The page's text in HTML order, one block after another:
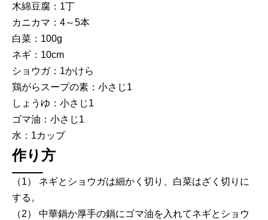
木綿豆腐：1丁
カニカマ：4～5本
白菜：100g
ネギ：10cm
ショウガ：1かけら
鶏がらスープの素：小さじ1
しょうゆ：小さじ1
ゴマ油：小さじ1
水：1カップ
作り方
（1） ネギとショウガは細かく切り、白菜はざく切りに
する。
（2） 中華鍋か厚手の鍋にゴマ油を入れてネギとショウ